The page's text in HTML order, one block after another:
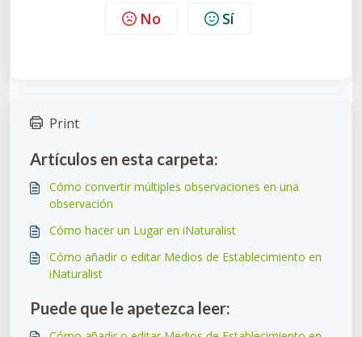
No Sí
Print
Artículos en esta carpeta:
Cómo convertir múltiples observaciones en una
observación
Cómo hacer un Lugar en iNaturalist
Cómo añadir o editar Medios de Establecimiento en
iNaturalist
Puede que le apetezca leer: